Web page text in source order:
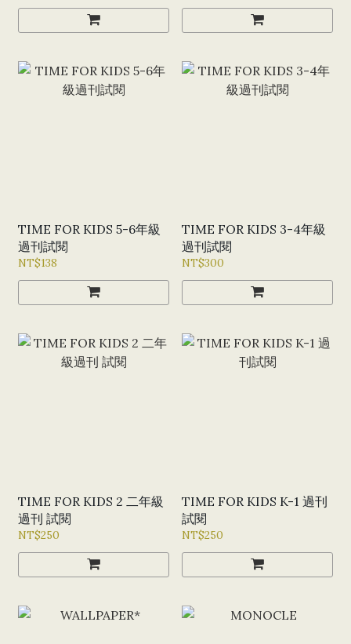
TIME FOR KIDS 5-6年級
過刊試閱
NT$138
TIME FOR KIDS 3-4年級
過刊試閱
NT$300
TIME FOR KIDS 2 二年級
過刊 試閱
NT$250
TIME FOR KIDS K-1 過刊
試閱
NT$250